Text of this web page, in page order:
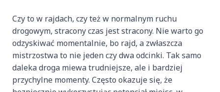
Czy to w rajdach, czy też w normalnym ruchu
drogowym, stracony czas jest stracony. Nie warto go
odzyskiwać momentalnie, bo rajd, a zwłaszcza
mistrzostwa to nie jeden czy dwa odcinki. Tak samo
daleka droga miewa trudniejsze, ale i bardziej
przychylne momenty. Często okazuje się, że